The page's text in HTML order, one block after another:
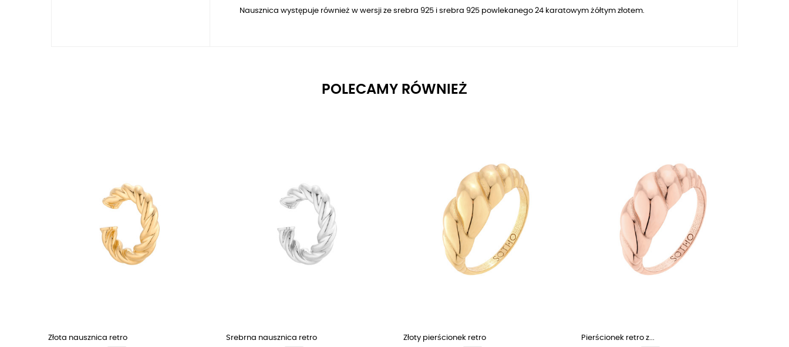
Nausznica występuje również w wersji ze srebra 925 i srebra 925 powlekanego 24 karatowym żółtym złotem.
POLECAMY RÓWNIEŻ
Złota nausznica retro Srebrna nausznica retro Złoty pierścionek retro Pierścionek retro z...